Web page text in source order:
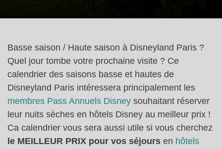
Basse saison / Haute saison à Disneyland Paris ?
Quel jour tombe votre prochaine visite ? Ce
calendrier des saisons basse et hautes de
Disneyland Paris intéressera principalement les
membres Pass Annuels Disney souhaitant réserver
leur nuits sèches en hôtels Disney au meilleur prix !
Ca calendrier vous sera aussi utile si vous cherchez
le MEILLEUR PRIX pour vos séjours en hôtels